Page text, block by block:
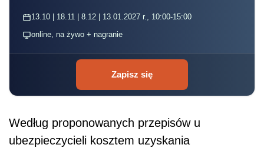
13.10 | 18.11 | 8.12 | 13.01.2027 r., 10:00-15:00
online, na żywo + nagranie
Zapisz się
Według proponowanych przepisów u
ubezpieczycieli kosztem uzyskania